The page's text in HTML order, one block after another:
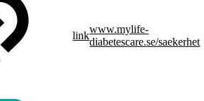
link
www.mylife-
diabetescare.se/saekerhet